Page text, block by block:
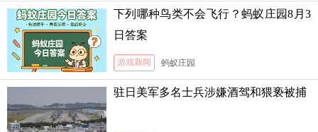
下列哪种鸟类不会飞行？蚂蚁庄园8月3
日答案
游戏新闻 蚂蚁庄园
驻日美军多名士兵涉嫌酒驾和猥亵被捕